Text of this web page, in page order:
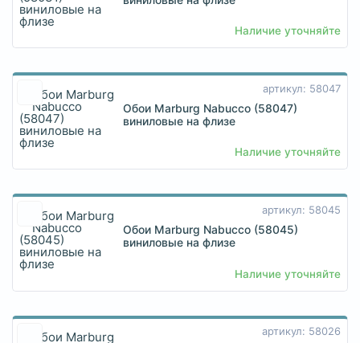
Наличие уточняйте
артикул: 58047
Обои Marburg Nabucco (58047)
виниловые на флизе
Наличие уточняйте
артикул: 58045
Обои Marburg Nabucco (58045)
виниловые на флизе
Наличие уточняйте
артикул: 58026